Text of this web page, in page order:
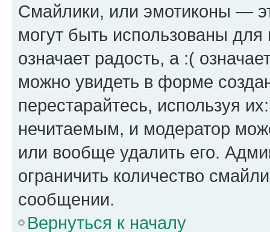
Смайлики, или эмотиконы —
могут быть использованы
означает радость, а :(
можно увидеть в форме
перестарайтесь, используя
нечитаемым, и модератор
или вообще удалить его.
ограничить количество
сообщении.
Вернуться к началу